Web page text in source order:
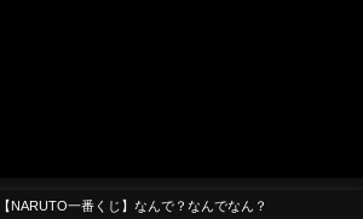
【NARUTO一番くじ】なんで？なんでなん？